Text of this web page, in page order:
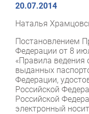
20.07.2014
Наталья
Постановлением
Федерации от 8
«Правила ведения
выданных
Федерации,
Российской
Российской
электронный